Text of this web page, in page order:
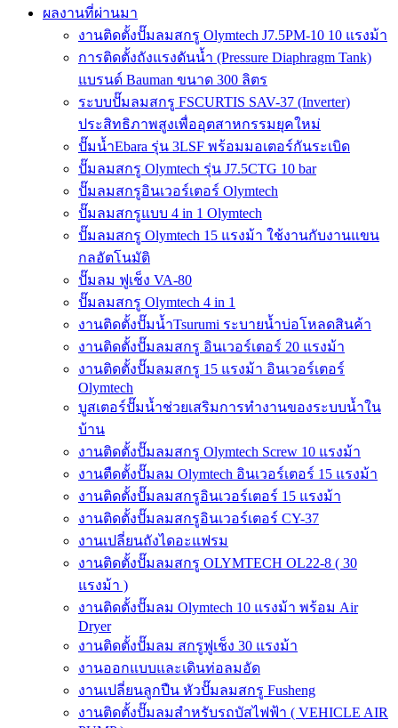
ผลงานที่ผ่านมา
งานติดตั้งปั๊มลมสกรู Olymtech J7.5PM-10 10 แรงม้า
การติดตั้งถังแรงดันน้ำ (Pressure Diaphragm Tank)
แบรนด์ Bauman ขนาด 300 ลิตร
ระบบปั๊มลมสกรู FSCURTIS SAV-37 (Inverter)
ประสิทธิภาพสูงเพื่ออุตสาหกรรมยุคใหม่
ปั๊มน้ำEbara รุ่น 3LSF พร้อมมอเตอร์กันระเบิด
ปั๊มลมสกรู Olymtech รุ่น J7.5CTG 10 bar
ปั๊มลมสกรูอินเวอร์เตอร์ Olymtech
ปั๊มลมสกรูแบบ 4 in 1 Olymtech
ปั๊มลมสกรู Olymtech 15 แรงม้า ใช้งานกับงานแขน
กลอัตโนมัติ
ปั๊มลม ฟูเช็ง VA-80
ปั๊มลมสกรู Olymtech 4 in 1
งานติดตั้งปั๊มน้ำTsurumi ระบายน้ำบ่อโหลดสินค้า
งานติดตั้งปั๊มลมสกรู อินเวอร์เตอร์ 20 แรงม้า
งานติดตั้งปั๊มลมสกรู 15 แรงม้า อินเวอร์เตอร์
Olymtech
บูสเตอร์ปั๊มน้ำช่วยเสริมการทำงานของระบบน้ำใน
บ้าน
งานติดตั้งปั๊มลมสกรู Olymtech Screw 10 แรงม้า
งานตืดตั้งปั๊มลม Olymtech อินเวอร์เตอร์ 15 แรงม้า
งานติดตั้งปั๊มลมสกรูอินเวอร์เตอร์ 15 แรงม้า
งานติดตั้งปั๊มลมสกรูอินเวอร์เตอร์ CY-37
งานเปลี่ยนถังไดอะแฟรม
งานติดตั้งปั๊มลมสกรู OLYMTECH OL22-8 ( 30
แรงม้า )
งานติดตั้งปั๊มลม Olymtech 10 แรงม้า พร้อม Air
Dryer
งานติดตั้งปั๊มลม สกรูฟูเช็ง 30 แรงม้า
งานออกแบบและเดินท่อลมอัด
งานเปลี่ยนลูกปืน หัวปั๊มลมสกรู Fusheng
งานติดตั้งปั๊มลมสำหรับรถบัสไฟฟ้า ( VEHICLE AIR